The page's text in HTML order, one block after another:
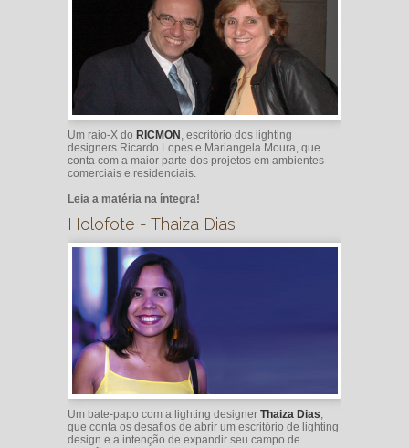
Um raio-X do RICMON , escritório dos lighting
designers Ricardo Lopes e Mariangela Moura, que
conta com a maior parte dos projetos em ambientes
comerciais e residenciais.
Leia a matéria na íntegra!
Holofote - Thaiza Dias
Um bate-papo com a lighting designer Thaiza Dias,
que conta os desafios de abrir um escritório de lighting
design e a intenção de expandir seu campo de